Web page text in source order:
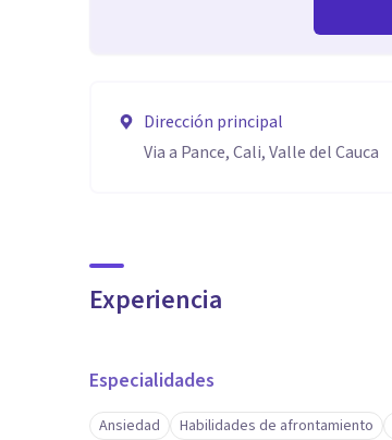
Dirección principal
Via a Pance, Cali, Valle del Cauca
Experiencia
Especialidades
Ansiedad Habilidades de afrontamiento